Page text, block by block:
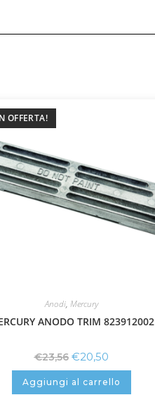
OFFERTA!
Anodi, Mercury
ANODO TRIM 823912002
€23,56 €20,50
Aggiungi al carrello